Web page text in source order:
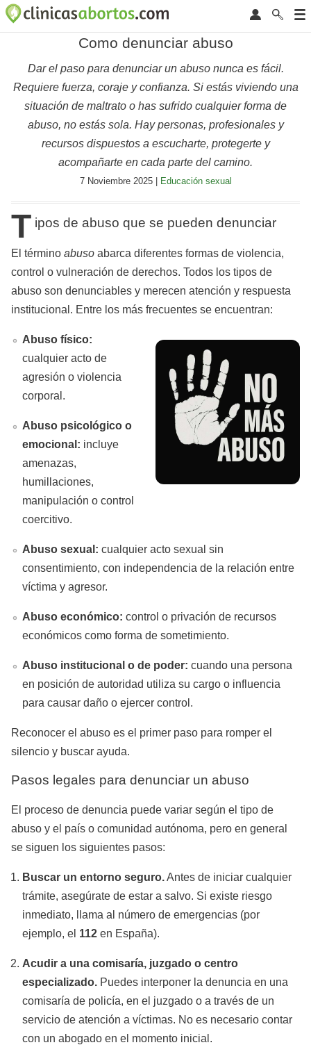
Como denunciar abuso
Dar el paso para denunciar un abuso nunca es fácil.
Requiere fuerza, coraje y confianza. Si estás viviendo una
situación de maltrato o has sufrido cualquier forma de
abuso, no estás sola. Hay personas, profesionales y
recursos dispuestos a escucharte, protegerte y
acompañarte en cada parte del camino.
7 Noviembre 2025 | Educación sexual
T ipos de abuso que se pueden denunciar
El término abuso abarca diferentes formas de violencia,
control o vulneración de derechos. Todos los tipos de
abuso son denunciables y merecen atención y respuesta
institucional. Entre los más frecuentes se encuentran:
Abuso físico:
cualquier acto de
agresión o violencia
corporal.
Abuso psicológico o
emocional: incluye
amenazas,
humillaciones,
manipulación o control
coercitivo.
Abuso sexual: cualquier acto sexual sin
consentimiento, con independencia de la relación entre
víctima y agresor.
Abuso económico: control o privación de recursos
económicos como forma de sometimiento.
Abuso institucional o de poder: cuando una persona
en posición de autoridad utiliza su cargo o influencia
para causar daño o ejercer control.
Reconocer el abuso es el primer paso para romper el
silencio y buscar ayuda.
Pasos legales para denunciar un abuso
El proceso de denuncia puede variar según el tipo de
abuso y el país o comunidad autónoma, pero en general
se siguen los siguientes pasos:
Buscar un entorno seguro.Antes de iniciar cualquier
trámite, asegúrate de estar a salvo. Si existe riesgo
inmediato, llama al número de emergencias (por
ejemplo, el 112 en España).
Acudir a una comisaría, juzgado o centro
especializado. Puedes interponer la denuncia en una
comisaría de policía, en el juzgado o a través de un
servicio de atención a víctimas. No es necesario contar
con un abogado en el momento inicial.